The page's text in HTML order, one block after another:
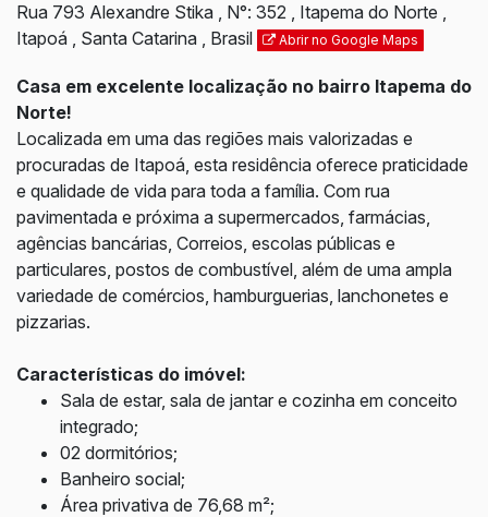
Rua 793 Alexandre Stika , N°: 352 , Itapema do Norte ,
Itapoá , Santa Catarina , Brasil Abrir no Google Maps
Casa em excelente localização no bairro Itapema do
Norte!
Localizada em uma das regiões mais valorizadas e
procuradas de Itapoá, esta residência oferece praticidade
e qualidade de vida para toda a família. Com rua
pavimentada e próxima a supermercados, farmácias,
agências bancárias, Correios, escolas públicas e
particulares, postos de combustível, além de uma ampla
variedade de comércios, hamburguerias, lanchonetes e
pizzarias.
Características do imóvel:
Sala de estar, sala de jantar e cozinha em conceito
integrado;
02 dormitórios;
Banheiro social;
Área privativa de 76,68 m²;